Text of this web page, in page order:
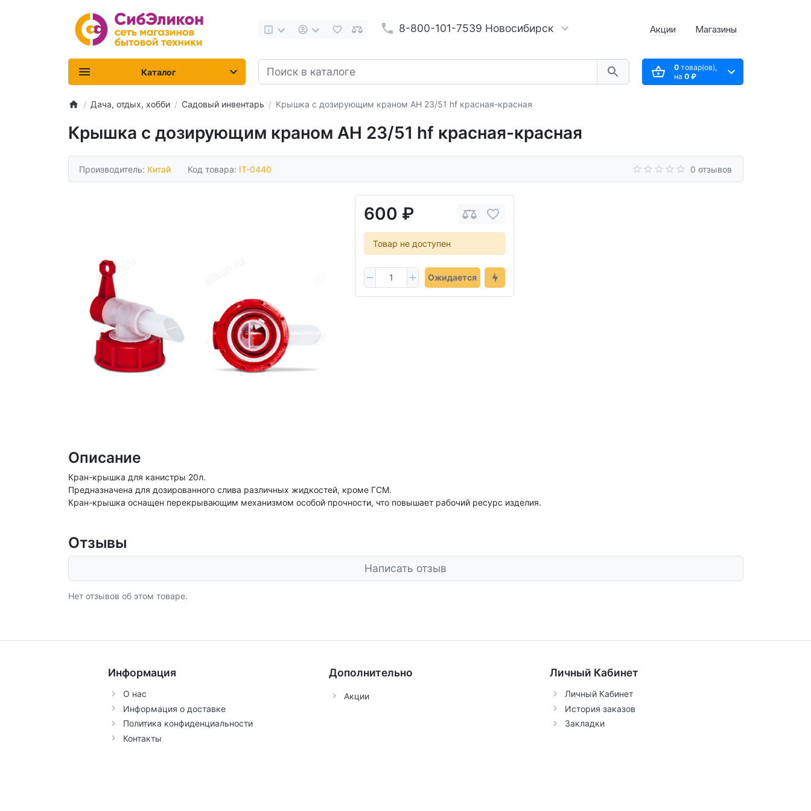
8-800-101-7539 Новосибирск Акции Магазины
0товар(ов),
на 0 ₽
Каталог
Дача, отдых, хобби Садовый инвентарь Крышка с дозирующим краном АН 23/51 hf красная-красная
Крышка с дозирующим краном АН 23/51 hf красная-красная
Производитель: Китай Код товара: IT-0440 0 отзывов
600 ₽
Товар не доступен
Ожидается
Описание
Кран-крышка для канистры 20л.
Предназначена для дозированного слива различных жидкостей, кроме ГСМ.
Кран-крышка оснащен перекрывающим механизмом особой прочности, что повышает рабочий ресурс изделия.
Отзывы
Написать отзыв
Нет отзывов об этом товаре.
Информация
О нас
Информация о доставке
Политика конфиденциальности
Контакты
Дополнительно
Акции
Личный Кабинет
Личный Кабинет
История заказов
Закладки